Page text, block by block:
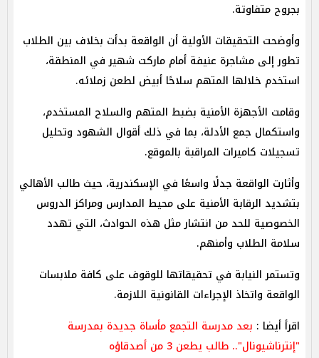
بجروح متفاوتة.
وأوضحت التحقيقات الأولية أن الواقعة بدأت بخلاف بين الطلاب
تطور إلى مشاجرة عنيفة أمام ماركت شهير في المنطقة،
استخدم خلالها المتهم سلاحًا أبيض لطعن زملائه.
وقامت الأجهزة الأمنية بضبط المتهم والسلاح المستخدم،
واستكمال جمع الأدلة، بما في ذلك أقوال الشهود وتحليل
تسجيلات كاميرات المراقبة بالموقع.
وأثارت الواقعة جدلًا واسعًا في الإسكندرية، حيث طالب الأهالي
بتشديد الرقابة الأمنية على محيط المدارس ومراكز الدروس
الخصوصية للحد من انتشار مثل هذه الحوادث، التي تهدد
سلامة الطلاب وأمنهم.
وتستمر النيابة في تحقيقاتها للوقوف على كافة ملابسات
الواقعة واتخاذ الإجراءات القانونية اللازمة.
اقرأ أيضا : بعد مدرسة التجمع مأساة جديدة بمدرسة
"إنترناشيونال".. طالب يطعن 3 من أصدقاؤه